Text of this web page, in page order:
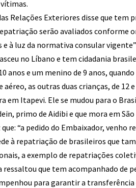
Relações Exteriores disse que tem
serão avaliados conforme
e à luz da normativa consular
no Líbano e tem cidadania
anos e um menino de 9 anos,
as outras duas crianças, de 12
em Itapevi. Ele se mudou para o
primo de Aidibi e que mora em
“a pedido do Embaixador,
à repatriação de brasileiros que
a exemplo de repatriações
que tem acompanhado de
para garantir a